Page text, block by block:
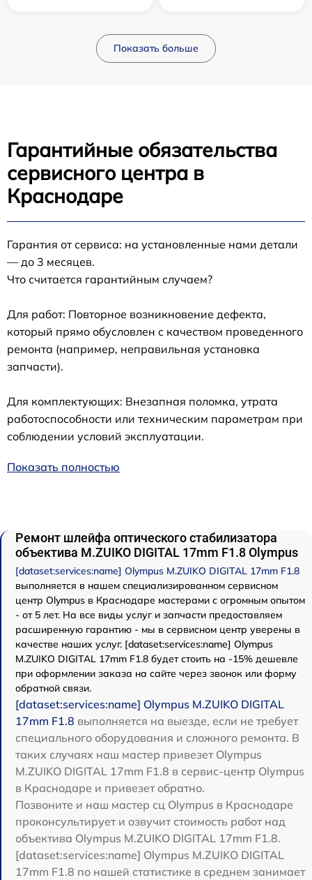
Показать больше
Гарантийные обязательства
сервисного центра в
Краснодаре
Гарантия от сервиса: на установленные нами детали
— до 3 месяцев.
Что считается гарантийным случаем?
Для работ: Повторное возникновение дефекта,
который прямо обусловлен с качеством проведенного
ремонта (например, неправильная установка
запчасти).
Для комплектующих: Внезапная поломка, утрата
работоспособности или техническим параметрам при
соблюдении условий эксплуатации.
Показать полностью
Ремонт шлейфа оптического стабилизатора
объектива M.ZUIKO DIGITAL 17mm F1.8 Olympus
[dataset:services:name] Olympus M.ZUIKO DIGITAL 17mm F1.8
выполняется в нашем специализированном сервисном
центр Olympus в Краснодаре мастерами с огромным опытом
- от 5 лет. На все виды услуг и запчасти предоставляем
расширенную гарантию - мы в сервисном центр уверены в
качестве наших услуг. [dataset:services:name] Olympus
M.ZUIKO DIGITAL 17mm F1.8 будет стоить на -15% дешевле
при оформлении заказа на сайте через звонок или форму
обратной связи.
[dataset:services:name] Olympus M.ZUIKO DIGITAL
17mm F1.8 выполняется на выезде, если не требует
специального оборудования и сложного ремонта. В
таких случаях наш мастер привезет Olympus
M.ZUIKO DIGITAL 17mm F1.8 в сервис-центр Olympus
в Краснодаре и привезет обратно.
Позвоните и наш мастер сц Olympus в Краснодаре
проконсультирует и озвучит стоимость работ над
объектива Olympus M.ZUIKO DIGITAL 17mm F1.8.
[dataset:services:name] Olympus M.ZUIKO DIGITAL
17mm F1.8 по нашей статистике в среднем занимает